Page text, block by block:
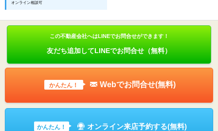
オンライン相談可
この不動産会社へはLINEでお問合せができます！
友だち追加してLINEでお問合せ（無料）
かんたん！ Webでお問合せ(無料)
かんたん！ オンライン来店予約する(無料)